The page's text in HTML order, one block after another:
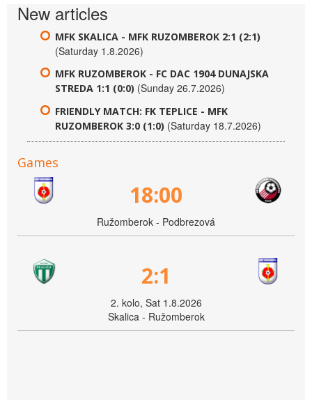
New articles
MFK SKALICA - MFK RUZOMBEROK 2:1 (2:1)
(Saturday 1.8.2026)
MFK RUZOMBEROK - FC DAC 1904 DUNAJSKA
STREDA 1:1 (0:0) (Sunday 26.7.2026)
FRIENDLY MATCH: FK TEPLICE - MFK
RUZOMBEROK 3:0 (1:0) (Saturday 18.7.2026)
Games
18:00
Ružomberok - Podbrezová
2:1
2. kolo, Sat 1.8.2026
Skalica - Ružomberok